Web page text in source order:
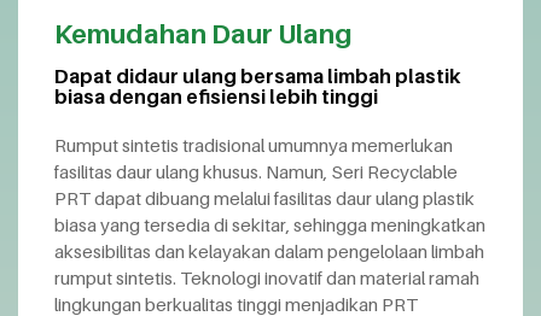
Kemudahan Daur Ulang
Dapat didaur ulang bersama limbah plastik
biasa dengan efisiensi lebih tinggi
Rumput sintetis tradisional umumnya memerlukan
fasilitas daur ulang khusus. Namun, Seri Recyclable
PRT dapat dibuang melalui fasilitas daur ulang plastik
biasa yang tersedia di sekitar, sehingga meningkatkan
aksesibilitas dan kelayakan dalam pengelolaan limbah
rumput sintetis. Teknologi inovatif dan material ramah
lingkungan berkualitas tinggi menjadikan PRT